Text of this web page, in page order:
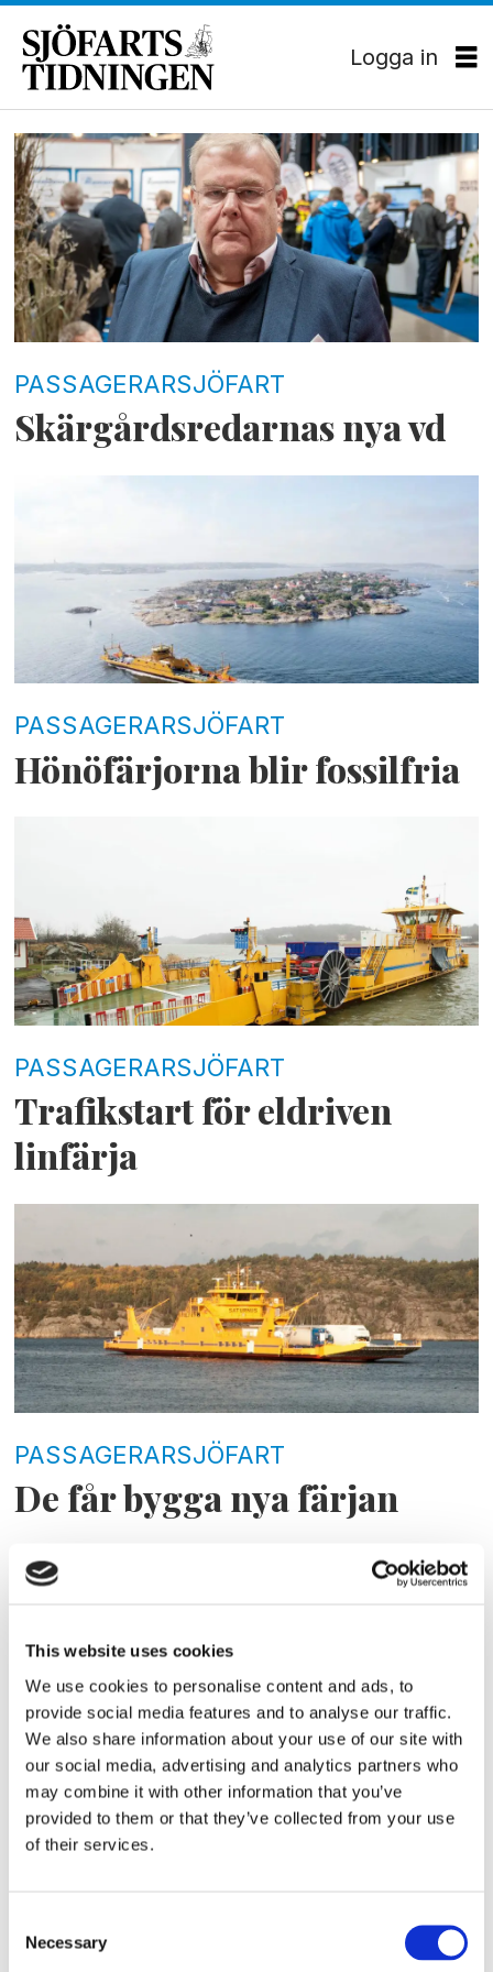
This website uses cookies
We use cookies to personalise content and ads, to
provide social media features and to analyse our traffic.
We also share information about your use of our site with
our social media, advertising and analytics partners who
may combine it with other information that you’ve
provided to them or that they’ve collected from your use
of their services.
Selection
Necessary
Logga in
Tag:
anders
werner
PASSAGERARSJÖFART
Skärgårdsredarnas nya vd
PASSAGERARSJÖFART
Hönöfärjorna blir fossilfria
PASSAGERARSJÖFART
Trafikstart för eldriven
linfärja
PASSAGERARSJÖFART
De får bygga nya färjan
SKEPPSBYGGNAD
Färjerederiet tar leverans av